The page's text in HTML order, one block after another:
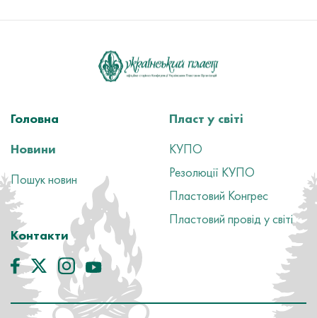
Головна
Новини
Пошук новин
Пласт у світі
КУПО
Резолюції КУПО
Пластовий Конгрес
Пластовий провід у світі
Контакти